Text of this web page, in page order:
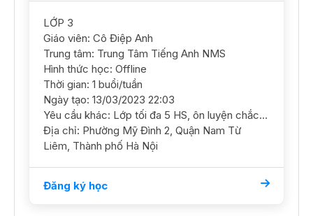
LỚP 3
Giáo viên: Cô Điệp Anh
Trung tâm: Trung Tâm Tiếng Anh NMS
Hình thức học: Offline
Thời gian: 1 buổi/tuần
Ngày tạo: 13/03/2023 22:03
Yêu cầu khác: Lớp tối đa 5 HS, ôn luyện chắc kiến thức ngữ pháp cơ bản
Địa chỉ: Phường Mỹ Đình 2, Quận Nam Từ
Liêm, Thành phố Hà Nội
Đăng ký học